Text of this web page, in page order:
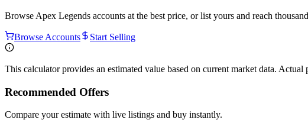
Browse Apex Legends accounts at the best price, or list yours and reach
Browse Accounts Start Selling
This calculator provides an estimated value based on current market data.
Recommended Offers
Compare your estimate with live listings and buy instantly.